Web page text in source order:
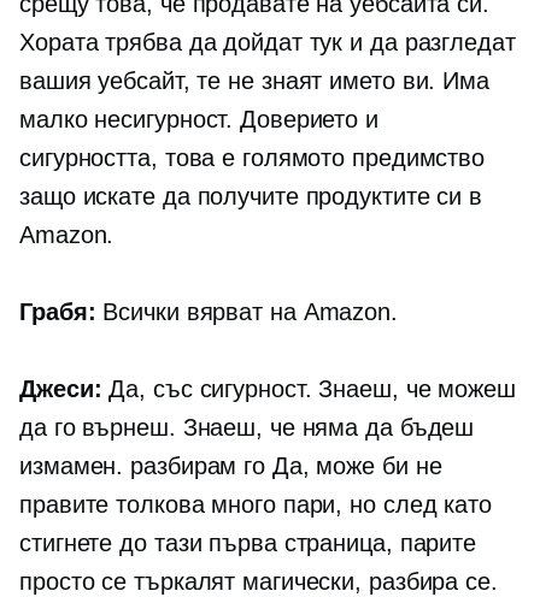
Хората трябва да дойдат тук и да разгледат
вашия уебсайт, те не знаят името ви. Има
малко несигурност. Доверието и
сигурността, това е голямото предимство
защо искате да получите продуктите си в
Amazon.
Грабя: Всички вярват на Amazon.
Джеси: Да, със сигурност. Знаеш, че можеш
да го върнеш. Знаеш, че няма да бъдеш
измамен. разбирам го Да, може би не
правите толкова много пари, но след като
стигнете до тази първа страница, парите
просто се търкалят магически, разбира се.